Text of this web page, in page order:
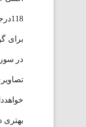
در سورتی که در
بهتری